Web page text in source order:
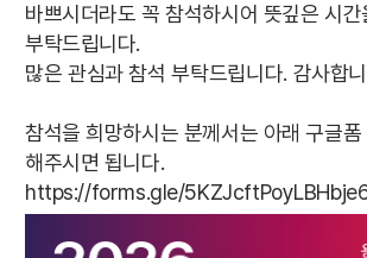
바쁘시더라도 꼭 참석하시어 뜻깊은 시
부탁드립니다.
많은 관심과 참석 부탁드립니다. 감사합
참석을 희망하시는 분께서는 아래 구글
해주시면 됩니다.
https://forms.gle/